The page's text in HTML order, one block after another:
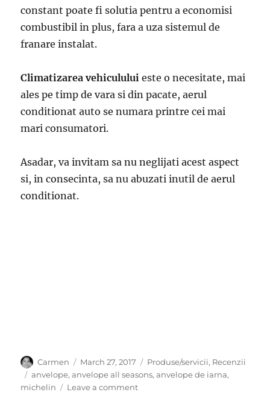
constant poate fi solutia pentru a economisi
combustibil in plus, fara a uza sistemul de
franare instalat.
Climatizarea vehiculului este o necesitate, mai
ales pe timp de vara si din pacate, aerul
conditionat auto se numara printre cei mai
mari consumatori.
Asadar, va invitam sa nu neglijati acest aspect
si, in consecinta, sa nu abuzati inutil de aerul
conditionat.
Author
Carmen
Posted
on
March 27, 2017 Categories
Produse/servicii, Recenzii
Tags
anvelope,anvelope all seasons,anvelope de iarna,
michelin
Leave a commenton